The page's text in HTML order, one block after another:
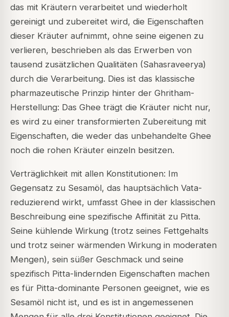
das mit Kräutern verarbeitet und wiederholt
gereinigt und zubereitet wird, die Eigenschaften
dieser Kräuter aufnimmt, ohne seine eigenen zu
verlieren, beschrieben als das Erwerben von
tausend zusätzlichen Qualitäten (Sahasraveerya)
durch die Verarbeitung. Dies ist das klassische
pharmazeutische Prinzip hinter der Ghritham-
Herstellung: Das Ghee trägt die Kräuter nicht nur,
es wird zu einer transformierten Zubereitung mit
Eigenschaften, die weder das unbehandelte Ghee
noch die rohen Kräuter einzeln besitzen.
Verträglichkeit mit allen Konstitutionen: Im
Gegensatz zu Sesamöl, das hauptsächlich Vata-
reduzierend wirkt, umfasst Ghee in der klassischen
Beschreibung eine spezifische Affinität zu Pitta.
Seine kühlende Wirkung (trotz seines Fettgehalts
und trotz seiner wärmenden Wirkung in moderaten
Mengen), sein süßer Geschmack und seine
spezifisch Pitta-lindernden Eigenschaften machen
es für Pitta-dominante Personen geeignet, wie es
Sesamöl nicht ist, und es ist in angemessenen